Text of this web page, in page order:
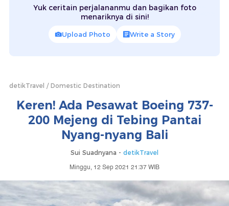
Yuk ceritain perjalananmu dan bagikan foto
menariknya di sini!
Upload Photo Write a Story
detikTravel Domestic Destination
Keren! Ada Pesawat Boeing 737-
200 Mejeng di Tebing Pantai
Nyang-nyang Bali
Sui Suadnyana - detikTravel
Minggu, 12 Sep 2021 21:37 WIB